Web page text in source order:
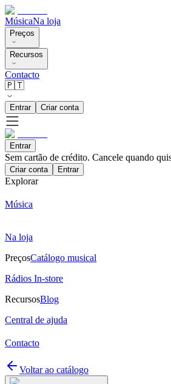
MúsicaNa loja
Preços
Recursos
Contacto
🇵🇹
Entrar Criar conta
Entrar
Sem cartão de crédito. Cancele quando
Criar conta Entrar
Explorar
Música
Na loja
PreçosCatálogo musical
Rádios In-store
RecursosBlog
Central de ajuda
Contacto
Voltar ao catálogo